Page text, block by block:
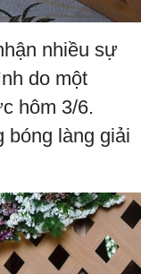
nhiều sự
do một
hôm 3/6.
bóng làng giải